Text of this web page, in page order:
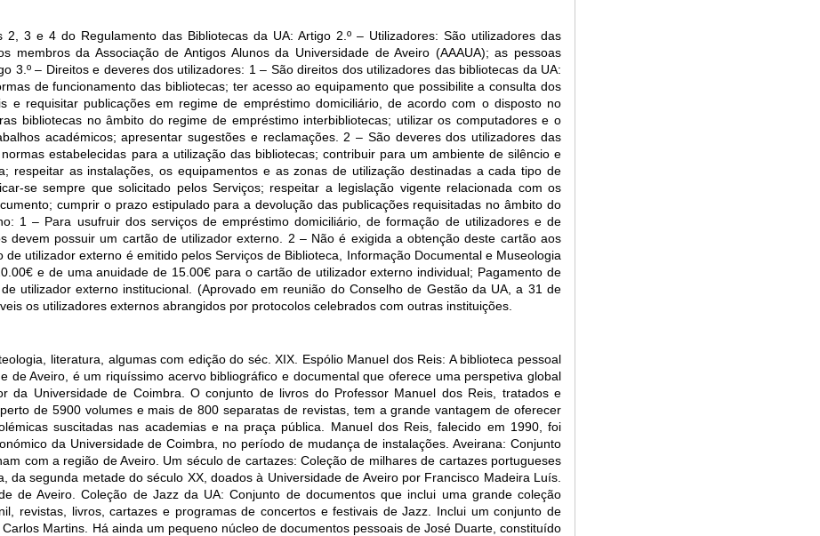
3 e 4 do Regulamento das Bibliotecas da UA: Artigo 2.º – Utilizadores: São utilizadores das
membros da Associação de Antigos Alunos da Universidade de Aveiro (AAAUA); as pessoas
3.º – Direitos e deveres dos utilizadores: 1 – São direitos dos utilizadores das bibliotecas da UA:
de funcionamento das bibliotecas; ter acesso ao equipamento que possibilite a consulta dos
e requisitar publicações em regime de empréstimo domiciliário, de acordo com o disposto no
bibliotecas no âmbito do regime de empréstimo interbibliotecas; utilizar os computadores e o
académicos; apresentar sugestões e reclamações. 2 – São deveres dos utilizadores das
estabelecidas para a utilização das bibliotecas; contribuir para um ambiente de silêncio e
respeitar as instalações, os equipamentos e as zonas de utilização destinadas a cada tipo de
se sempre que solicitado pelos Serviços; respeitar a legislação vigente relacionada com os
cumprir o prazo estipulado para a devolução das publicações requisitadas no âmbito do
1 – Para usufruir dos serviços de empréstimo domiciliário, de formação de utilizadores e de
devem possuir um cartão de utilizador externo. 2 – Não é exigida a obtenção deste cartão aos
utilizador externo é emitido pelos Serviços de Biblioteca, Informação Documental e Museologia
e de uma anuidade de 15.00€ para o cartão de utilizador externo individual; Pagamento de
utilizador externo institucional. (Aprovado em reunião do Conselho de Gestão da UA, a 31 de
os utilizadores externos abrangidos por protocolos celebrados com outras instituições.
literatura, algumas com edição do séc. XIX. Espólio Manuel dos Reis: A biblioteca pessoal
de Aveiro, é um riquíssimo acervo bibliográfico e documental que oferece uma perspetiva global
da Universidade de Coimbra. O conjunto de livros do Professor Manuel dos Reis, tratados e
de 5900 volumes e mais de 800 separatas de revistas, tem a grande vantagem de oferecer
suscitadas nas academias e na praça pública. Manuel dos Reis, falecido em 1990, foi
da Universidade de Coimbra, no período de mudança de instalações. Aveirana: Conjunto
com a região de Aveiro. Um século de cartazes: Coleção de milhares de cartazes portugueses
segunda metade do século XX, doados à Universidade de Aveiro por Francisco Madeira Luís.
de Aveiro. Coleção de Jazz da UA: Conjunto de documentos que inclui uma grande coleção
revistas, livros, cartazes e programas de concertos e festivais de Jazz. Inclui um conjunto de
Martins. Há ainda um pequeno núcleo de documentos pessoais de José Duarte, constituído